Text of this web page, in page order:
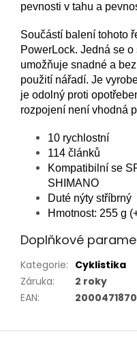
pevnosti v tahu a
Součástí balení tohoto
PowerLock. Jedná se
umožňuje snadné a
použití nářadí. Je
je odolný proti
rozpojení není vhodná
10 rychlostní
114 článků
Kompatibilní se
SHIMANO
Duté nýty stříbrný
Hmotnost: 255 g
Doplňkové
Kategorie: Cyklistika
Záruka:
2 roky
EAN:
Z